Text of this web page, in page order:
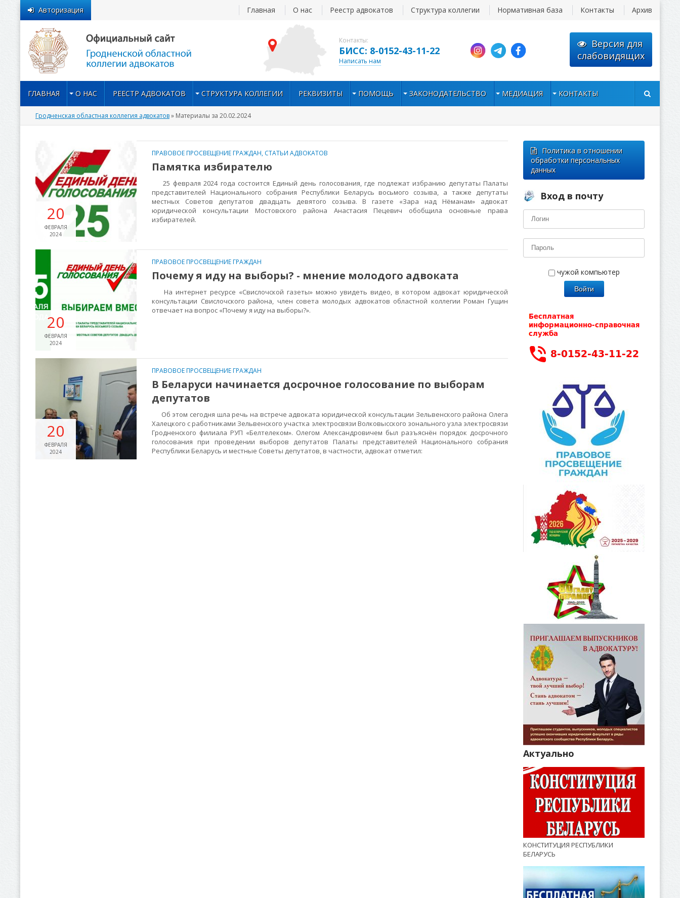
Контакты:
БИСС: 8-0152-43-11-22
Написать нам
Версия для
слабовидящих
Авторизация Главная О нас Реестр адвокатов Структура коллегии Нормативная база Контакты Архив
ГЛАВНАЯ О НАС РЕЕСТР АДВОКАТОВ СТРУКТУРА КОЛЛЕГИИ РЕКВИЗИТЫ ПОМОЩЬ ЗАКОНОДАТЕЛЬСТВО МЕДИАЦИЯ КОНТАКТЫ
Гродненская областная коллегия адвокатов» Материалы за 20.02.2024
20
ФЕВРАЛЯ
2024
ПРАВОВОЕ ПРОСВЕЩЕНИЕ ГРАЖДАН, СТАТЬИ АДВОКАТОВ
Памятка избирателю
25 февраля 2024 года состоится Единый день голосования, где подлежат избранию депутаты Палаты
представителей Национального собрания Республики Беларусь восьмого созыва, а также депутаты
местных Советов депутатов двадцать девятого созыва. В газете «Зара над Нёманам» адвокат
юридической консультации Мостовского района Анастасия Пецевич обобщила основные права
избирателей.
20
ФЕВРАЛЯ
2024
ПРАВОВОЕ ПРОСВЕЩЕНИЕ ГРАЖДАН
Почему я иду на выборы? - мнение молодого адвоката
На интернет ресурсе «Свислочской газеты» можно увидеть видео, в котором адвокат юридической
консультации Свислочского района, член совета молодых адвокатов областной коллегии Роман Гущин
отвечает на вопрос «Почему я иду на выборы?».
20
ФЕВРАЛЯ
2024
ПРАВОВОЕ ПРОСВЕЩЕНИЕ ГРАЖДАН
В Беларуси начинается досрочное голосование по выборам
депутатов
Об этом сегодня шла речь на встрече адвоката юридической консультации Зельвенского района Олега
Халецкого с работниками Зельвенского участка электросвязи Волковысского зонального узла электросвязи
Гродненского филиала РУП «Белтелеком». Олегом Александровичем был разъяснён порядок досрочного
голосования при проведении выборов депутатов Палаты представителей Национального собрания
Республики Беларусь и местные Советы депутатов, в частности, адвокат отметил:
Политика в отношении
обработки персональных
данных
Вход в почту
чужой компьютер
Актуально
КОНСТИТУЦИЯ РЕСПУБЛИКИ
БЕЛАРУСЬ